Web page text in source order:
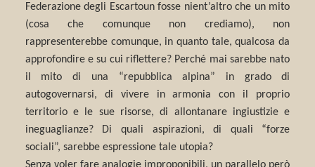
Federazione degli Escartoun fosse nient’altro che un mito
(cosa che comunque non crediamo), non
rappresenterebbe comunque, in quanto tale, qualcosa da
approfondire e su cui riflettere? Perché mai sarebbe nato
il mito di una “repubblica alpina” in grado di
autogovernarsi, di vivere in armonia con il proprio
territorio e le sue risorse, di allontanare ingiustizie e
ineguaglianze? Di quali aspirazioni, di quali “forze
sociali”, sarebbe espressione tale utopia?